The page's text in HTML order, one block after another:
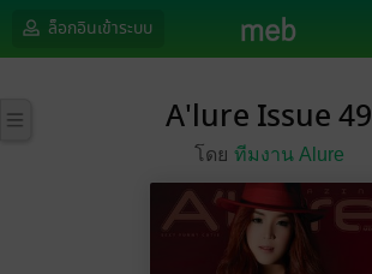
ล็อกอินเข้าระบบ
A'lure Issue 49
โดย ทีมงาน Alure